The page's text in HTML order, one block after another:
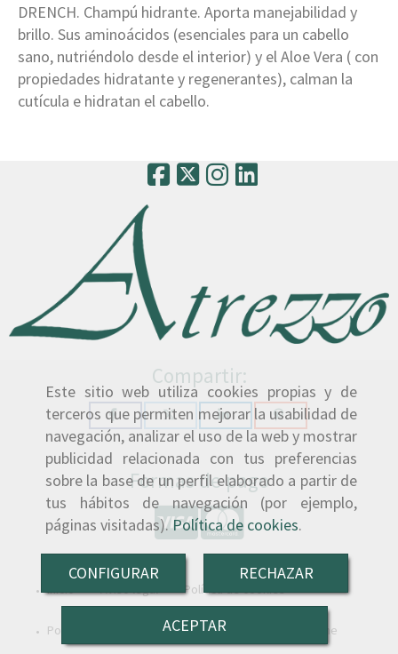
Este sitio web utiliza cookies propias y de
terceros que permiten mejorar la usabilidad de
navegación, analizar el uso de la web y mostrar
publicidad relacionada con tus preferencias
sobre la base de un perfil elaborado a partir de
tus hábitos de navegación (por ejemplo,
páginas visitadas).Política de cookies.
CONFIGURAR RECHAZAR
ACEPTAR
DRENCH. Champú hidrante. Aporta manejabilidad y
brillo. Sus aminoácidos (esenciales para un cabello
sano, nutriéndolo desde el interior) y el Aloe Vera ( con
propiedades hidratante y regenerantes), calman la
cutícula e hidratan el cabello.
Compartir:
Formas de pago
Inicio Aviso legal Política de cookies
Política de privacidad Condiciones de venta online